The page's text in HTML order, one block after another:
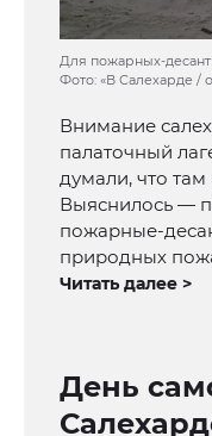
Для пожарных-
Фото: «В Салехарде /
Внимание
палаточный
думали, что
Выяснилось —
пожарные-
природных
Читать далее >
День